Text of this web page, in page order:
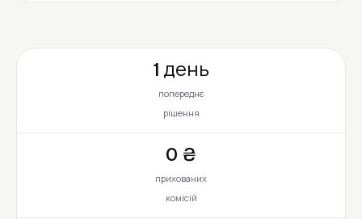
1 день
попереднє
рішення
0 ₴
прихованих
комісій